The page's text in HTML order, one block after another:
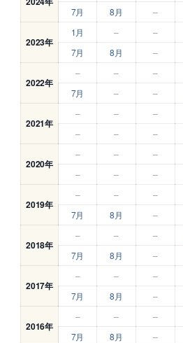
7月 8月 –
2023年
1月 – –
7月
8月 –
2022年
– – –
7月
– –
2021年
– – –
–
– –
2020年
– – –
–
– –
2019年
– – –
7月
8月 –
2018年
– – –
7月
8月 –
2017年
– – –
7月
8月 –
2016年
– – –
7月
8月 –